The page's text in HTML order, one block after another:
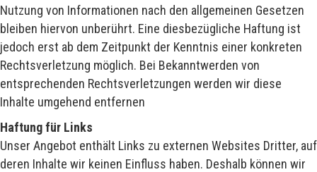
Nutzung von Informationen nach den allgemeinen Gesetzen
bleiben hiervon unberührt. Eine diesbezügliche Haftung ist
jedoch erst ab dem Zeitpunkt der Kenntnis einer konkreten
Rechtsverletzung möglich. Bei Bekanntwerden von
entsprechenden Rechtsverletzungen werden wir diese
Inhalte umgehend entfernen
Haftung für Links
Unser Angebot enthält Links zu externen Websites Dritter, auf
deren Inhalte wir keinen Einfluss haben. Deshalb können wir